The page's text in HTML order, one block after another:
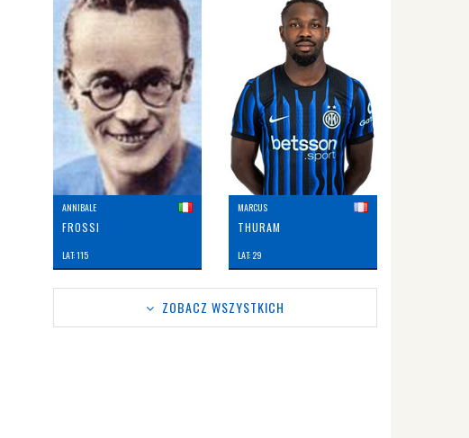
ANNIBALE
FROSSI
LAT: 115
MARCUS
THURAM
LAT: 29
ZOBACZ WSZYSTKICH